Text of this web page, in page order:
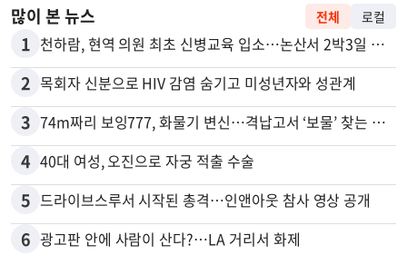
많이 본 뉴스 전체 로컬
1 천하람, 현역 의원 최초 신병교육 입소…논산서 2박3일 생활
2 목회자 신분으로 HIV 감염 숨기고 미성년자와 성관계
3 74m짜리 보잉777, 화물기 변신…격납고서 ‘보물’ 찾는 인천공항
4 40대 여성, 오진으로 자궁 적출 수술
5 드라이브스루서 시작된 총격…인앤아웃 참사 영상 공개
6 광고판 안에 사람이 산다?…LA 거리서 화제